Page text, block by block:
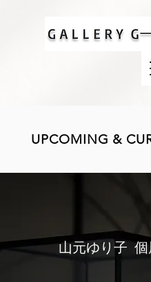
UPCOMING &
山元ゆり子 個